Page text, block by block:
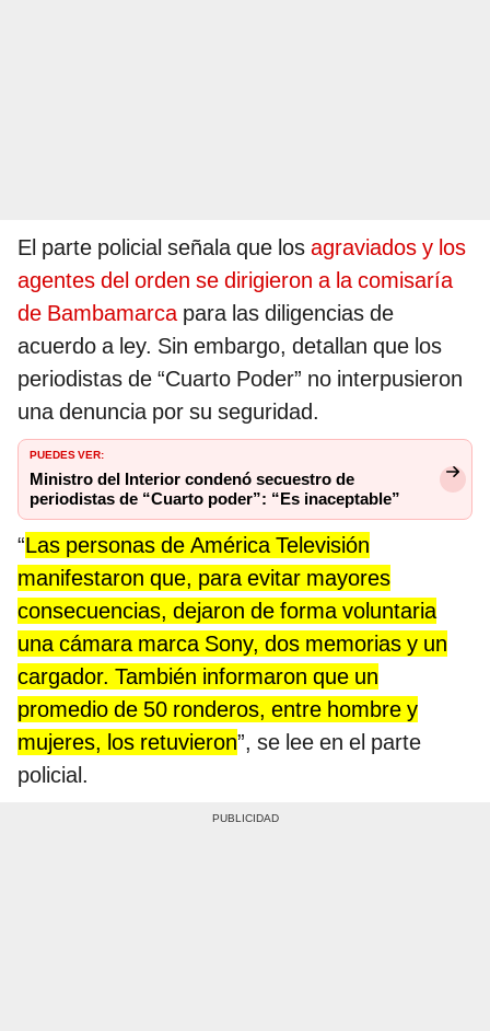
El parte policial señala que los agraviados y los
agentes del orden se dirigieron a la comisaría
de Bambamarca para las diligencias de
acuerdo a ley. Sin embargo, detallan que los
periodistas de “Cuarto Poder” no interpusieron
una denuncia por su seguridad.
PUEDES VER:
Ministro del Interior condenó secuestro de
periodistas de “Cuarto poder”: “Es inaceptable”
“Las personas de América Televisión
manifestaron que, para evitar mayores
consecuencias, dejaron de forma voluntaria
una cámara marca Sony, dos memorias y un
cargador. También informaron que un
promedio de 50 ronderos, entre hombre y
mujeres, los retuvieron”, se lee en el parte
policial.